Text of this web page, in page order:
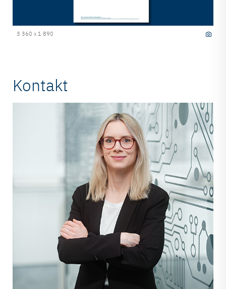
3 360 x 1 890
Kontakt